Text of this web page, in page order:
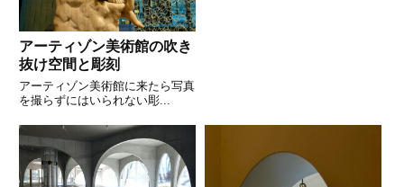
アーティゾン美術館の吹き
抜け空間と彫刻
アーティゾン美術館に来たら写真
を撮らずにはいられない彫...